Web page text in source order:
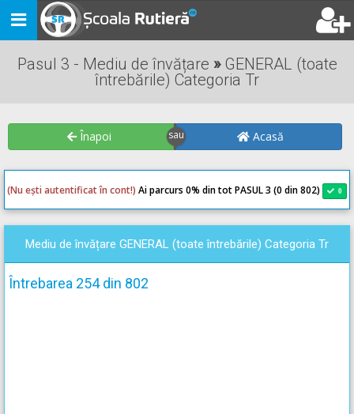
Toggle
navigation
Pasul 3 - Mediu de învățare »GENERAL (toate
întrebările) Categoria Tr
Înapoi Acasă
(Nu ești autentificat în cont!) Ai parcurs 0% din tot PASUL 3 (0 din 802) 0
Mediu de învățare GENERAL (toate întrebările) Categoria Tr
Întrebarea 254 din 802